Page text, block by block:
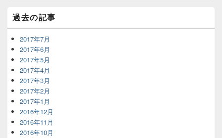
過去の記事
2017年7月
2017年6月
2017年5月
2017年4月
2017年3月
2017年2月
2017年1月
2016年12月
2016年11月
2016年10月